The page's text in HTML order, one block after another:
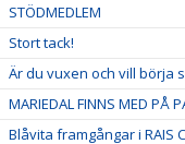
STÖDMEDLEM
Stort tack!
Är du vuxen och vill börja
MARIEDAL FINNS MED PÅ
Blåvita framgångar i RAIS